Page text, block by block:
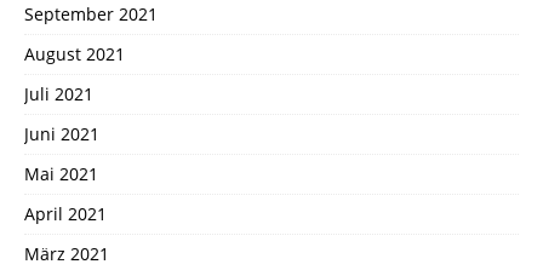
September 2021
August 2021
Juli 2021
Juni 2021
Mai 2021
April 2021
März 2021